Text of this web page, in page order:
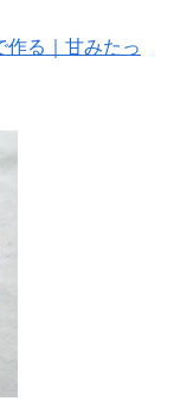
る｜甘みたっ